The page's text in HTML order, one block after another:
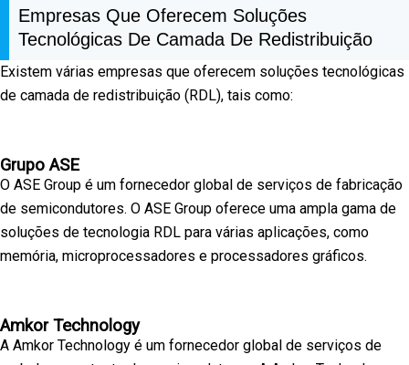
Empresas Que Oferecem Soluções
Tecnológicas De Camada De Redistribuição
Existem várias empresas que oferecem soluções tecnológicas
de camada de redistribuição (RDL), tais como:
Grupo ASE
O ASE Group é um fornecedor global de serviços de fabricação
de semicondutores. O ASE Group oferece uma ampla gama de
soluções de tecnologia RDL para várias aplicações, como
memória, microprocessadores e processadores gráficos.
Amkor Technology
A Amkor Technology é um fornecedor global de serviços de